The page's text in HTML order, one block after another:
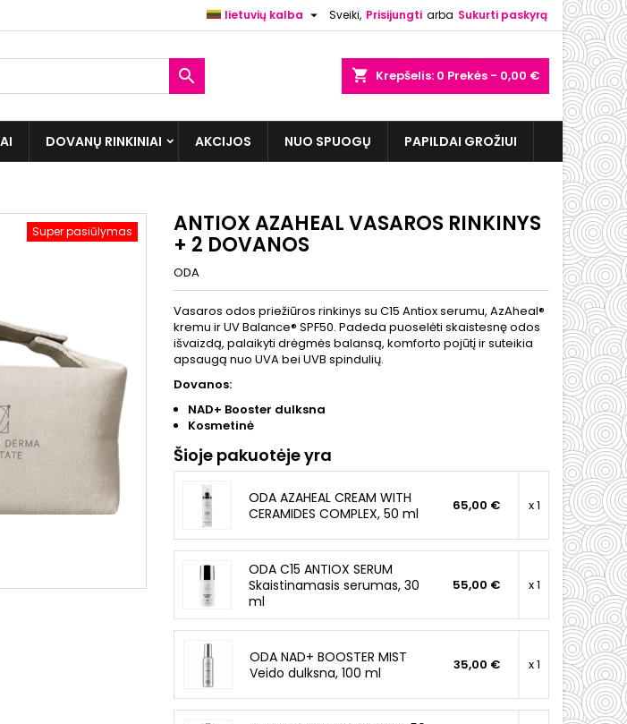
Sveiki, Prisijungti arba Sukurti paskyrą
lietuvių kalba 
shopping_cart Krepšelis: 0 Prekės - 0,00 €

DOVANŲ RINKINIAI AKCIJOS NUO SPUOGŲ PAPILDAI GROŽIUI
Super pasiūlymas ANTIOX AZAHEAL VASAROS RINKINYS
+ 2 DOVANOS
ODA
Vasaros odos priežiūros rinkinys su C15 Antiox serumu, AzAheal®
kremu ir UV Balance® SPF50. Padeda puoselėti skaistesnę odos
išvaizdą, palaikyti drėgmės balansą, komforto pojūtį ir suteikia
apsaugą nuo UVA bei UVB spindulių.
Dovanos:
NAD+ Booster dulksna
Kosmetinė
Šioje pakuotėje yra
ODA AZAHEAL CREAM WITH
CERAMIDES COMPLEX, 50 ml
65,00 € x 1
ODA C15 ANTIOX SERUM
Skaistinamasis serumas, 30
ml
55,00 € x 1
ODA NAD+ BOOSTER MIST
Veido dulksna, 100 ml
35,00 € x 1